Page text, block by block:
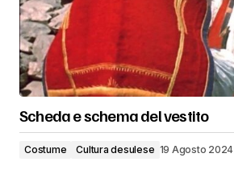
Scheda e schema del vestito
Costume Cultura desulese 19 Agosto 2024